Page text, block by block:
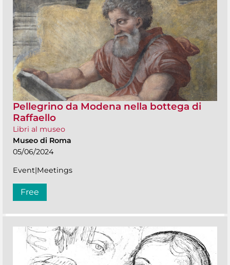
Pellegrino da Modena nella bottega di
Raffaello
Libri al museo
Museo di Roma
05/06/2024
Event|Meetings
Free